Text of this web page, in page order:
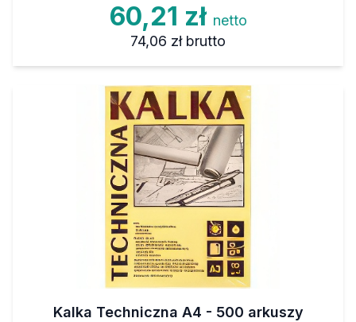
60,21 zł netto
74,06 zł brutto
Kalka Techniczna A4 - 500 arkuszy